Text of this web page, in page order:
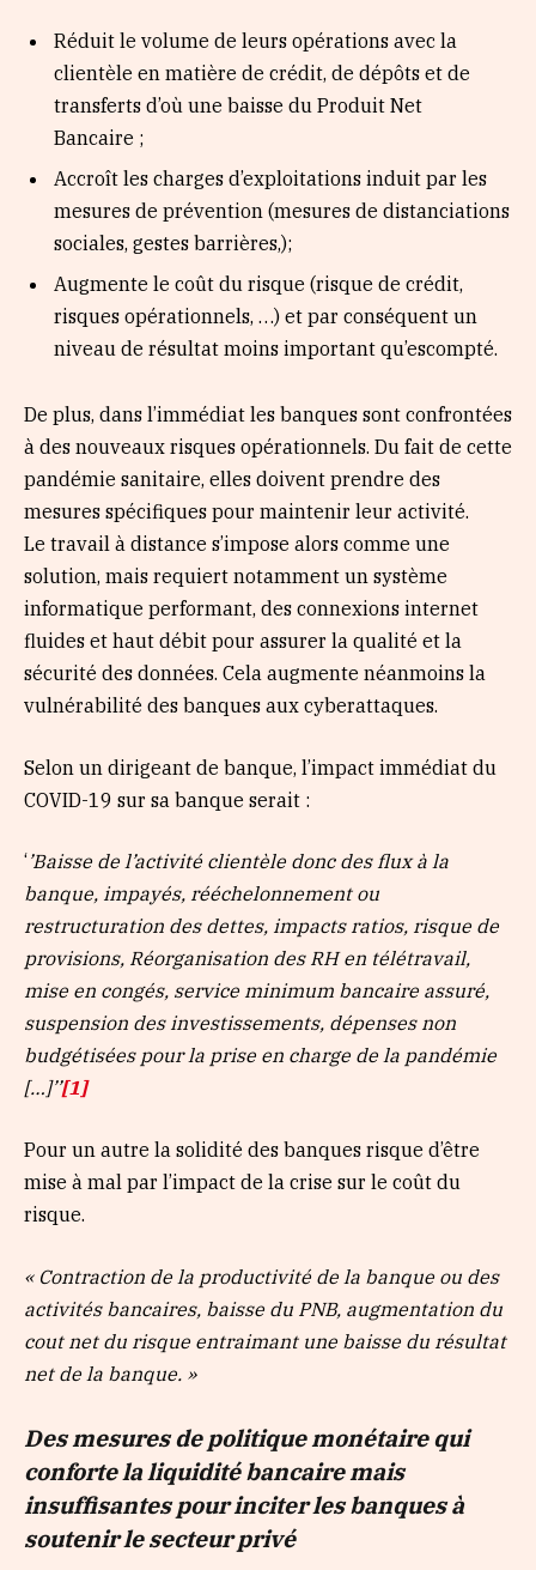
Réduit le volume de leurs opérations avec la
clientèle en matière de crédit, de dépôts et de
transferts d’où une baisse du Produit Net
Bancaire ;
Accroît les charges d’exploitations induit par les
mesures de prévention (mesures de distanciations
sociales, gestes barrières,);
Augmente le coût du risque (risque de crédit,
risques opérationnels, …) et par conséquent un
niveau de résultat moins important qu’escompté.
De plus, dans l’immédiat les banques sont confrontées
à des nouveaux risques opérationnels. Du fait de cette
pandémie sanitaire, elles doivent prendre des
mesures spécifiques pour maintenir leur activité.
Le travail à distance s’impose alors comme une
solution, mais requiert notamment un système
informatique performant, des connexions internet
fluides et haut débit pour assurer la qualité et la
sécurité des données. Cela augmente néanmoins la
vulnérabilité des banques aux cyberattaques.
Selon un dirigeant de banque, l’impact immédiat du
COVID-19 sur sa banque serait :
‘’Baisse de l’activité clientèle donc des flux à la
banque, impayés, rééchelonnement ou
restructuration des dettes, impacts ratios, risque de
provisions, Réorganisation des RH en télétravail,
mise en congés, service minimum bancaire assuré,
suspension des investissements, dépenses non
budgétisées pour la prise en charge de la pandémie
[…]’’[1]
Pour un autre la solidité des banques risque d’être
mise à mal par l’impact de la crise sur le coût du
risque.
« Contraction de la productivité de la banque ou des
activités bancaires, baisse du PNB, augmentation du
cout net du risque entraimant une baisse du résultat
net de la banque. »
Des mesures de politique monétaire qui
conforte la liquidité bancaire mais
insuffisantes pour inciter les banques à
soutenir le secteur privé